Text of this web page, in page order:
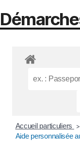
Accueil particuliers >
Aide personnalisée